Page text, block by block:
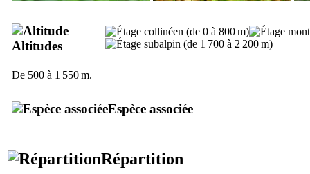
Altitudes
De 500 à 1 550 m.
Espèce associée
Répartition